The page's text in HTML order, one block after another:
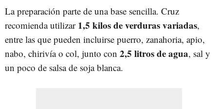
La preparación parte de una base sencilla. Cruz
recomienda utilizar 1,5 kilos de verduras variadas,
entre las que pueden incluirse puerro, zanahoria, apio,
nabo, chirivía o col, junto con 2,5 litros de agua, sal y
un poco de salsa de soja blanca.